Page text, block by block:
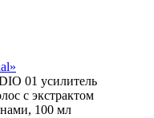
01 усилитель
с экстрактом
100 мл